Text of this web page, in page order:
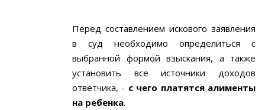
Перед составлением искового заявления
в суд необходимо определиться с
выбранной формой взыскания, а также
установить все источники доходов
ответчика, - с чего платятся алименты
на ребенка.